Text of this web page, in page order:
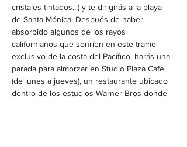
cristales tintados...) y te dirigirás a la playa
de Santa Mónica. Después de haber
absorbido algunos de los rayos
californianos que sonríen en este tramo
exclusivo de la costa del Pacífico, harás una
parada para almorzar en Studio Plaza Café
(de lunes a jueves), un restaurante ubicado
dentro de los estudios Warner Bros donde